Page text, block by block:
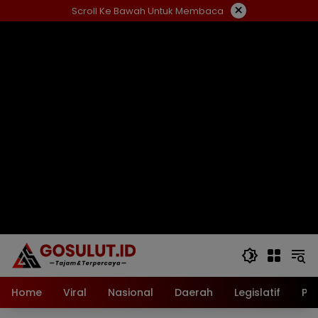
ke
Scroll Ke Bawah Untuk Membaca ×
Home Viral Nasional Daerah Legislatif